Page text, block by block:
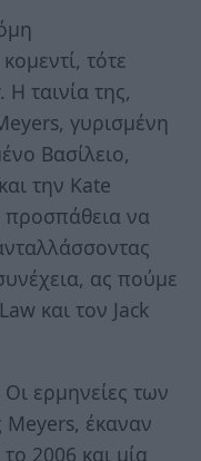
τότε
Η ταινία της,
γυρισμένη
Βασίλειο,
την Kate
προσπάθεια να
ας πούμε
και τον Jack
ερμηνείες των
Meyers, έκαναν
2006 και μία